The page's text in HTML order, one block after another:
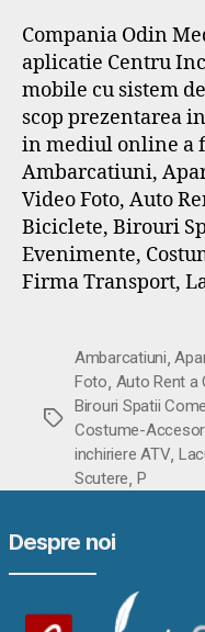
Compania Odin
aplicatie Centru
mobile cu sistem
scop prezentarea
in mediul online a
Ambarcatiuni,
Video Foto, Auto
Biciclete, Birouri
Evenimente,
Firma Transport,
Etichete
Ambarcatiuni,
Foto, Auto Rent a
Birouri Spatii
Costume-
inchiriere ATV,
Scutere, P
Despre noi